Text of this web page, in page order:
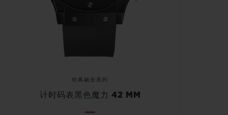
经典融合系列
计时码表黑色魔力 42 MM